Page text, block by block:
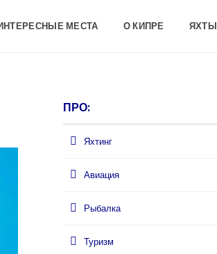
МЕСТА О КИПРЕ ЯХТЫ
ПРО:
Яхтинг
Авиация
Рыбалка
Туризм